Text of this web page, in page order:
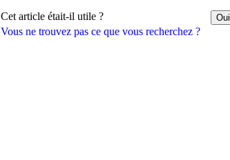
Vous ne trouvez pas ce que vous recherchez ?
Cet article était-il utile ? Oui